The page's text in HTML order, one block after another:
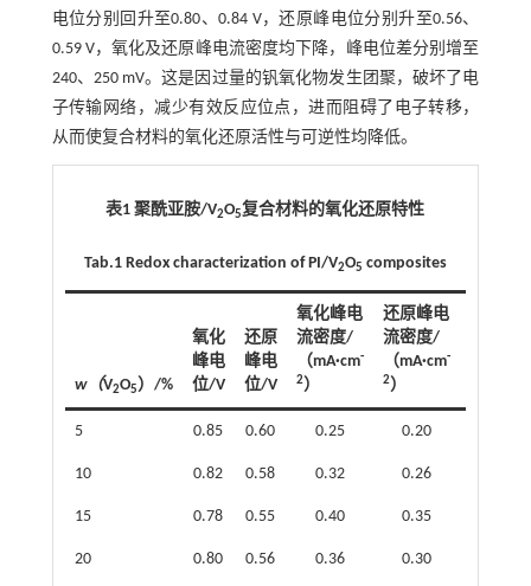
电位分别回升至0.80、0.84 V，还原峰电位分别升至0.56、
0.59 V，氧化及还原峰电流密度均下降，峰电位差分别增至
240、250 mV。这是因过量的钒氧化物发生团聚，破坏了电
子传输网络，减少有效反应位点，进而阻碍了电子转移，
从而使复合材料的氧化还原活性与可逆性均降低。
表1 聚酰亚胺/V2O5复合材料的氧化还原特性
Tab.1 Redox characterization of PI/V2O5 composites
w（V2O5）/%
氧化
峰电
位/V
还原
峰电
位/V
氧化峰电
流密度/
（mA·cm-
2）
还原峰电
流密度/
（mA·cm-
2）
5 0.85 0.60 0.25 0.20
10 0.82 0.58 0.32 0.26
15 0.78 0.55 0.40 0.35
20 0.80 0.56 0.36 0.30